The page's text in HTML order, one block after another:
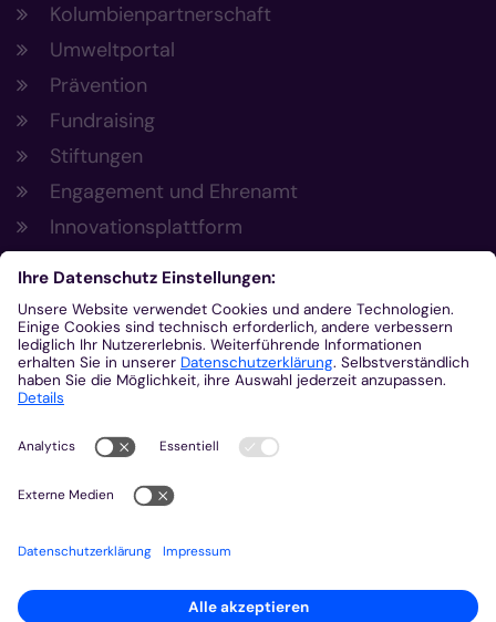
Kolumbienpartnerschaft
Umweltportal
Prävention
Fundraising
Stiftungen
Engagement und Ehrenamt
Innovationsplattform
Aus der Plattform
Nachrichten
Veranstaltungen
Gottesdienste
Stellenangebote
Kirchenzeitung
Amtsblatt (Kirchlicher Anzeiger)
Rechtsdatenbank
Meldestelle gemäß Hinweisgeberschutzgesetz